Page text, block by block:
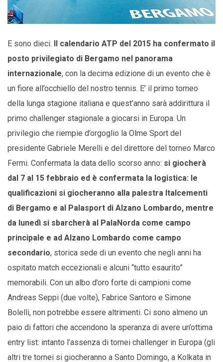
E sono dieci. Il calendario ATP del 2015 ha confermato il
posto privilegiato di Bergamo nel panorama
internazionale, con la decima edizione di un evento che è
un fiore all’occhiello del nostro tennis. E’ il primo torneo
della lunga stagione italiana e quest’anno sarà addirittura il
primo challenger stagionale a giocarsi in Europa. Un
privilegio che riempie d’orgoglio la Olme Sport del
presidente Gabriele Merelli e del direttore del torneo Marco
Fermi. Confermata la data dello scorso anno: si giocherà
dal 7 al 15 febbraio ed è confermata la logistica: le
qualificazioni si giocheranno alla palestra Italcementi
di Bergamo e al Palasport di Alzano Lombardo, mentre
da lunedì si sbarcherà al PalaNorda come campo
principale e ad Alzano Lombardo come campo
secondario, storica sede di un evento che negli anni ha
ospitato match eccezionali e alcuni “tutto esaurito”
memorabili. Con un albo d’oro forte di campioni come
Andreas Seppi (due volte), Fabrice Santoro e Simone
Bolelli, non potrebbe essere altrimenti. Ci sono almeno un
paio di fattori che accendono la speranza di avere un’ottima
entry list: intanto l’assenza di tornei challenger in Europa (gli
altri tre tornei si giocheranno a Santo Domingo, a Kolkata in